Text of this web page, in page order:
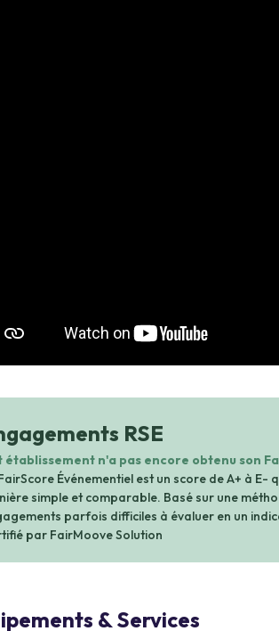
RSE
établissement n'a pas encore obtenu son
Événementiel est un score de A+ à E-
simple et comparable. Basé sur une
parfois difficiles à évaluer en un
par FairMoove Solution
& Services